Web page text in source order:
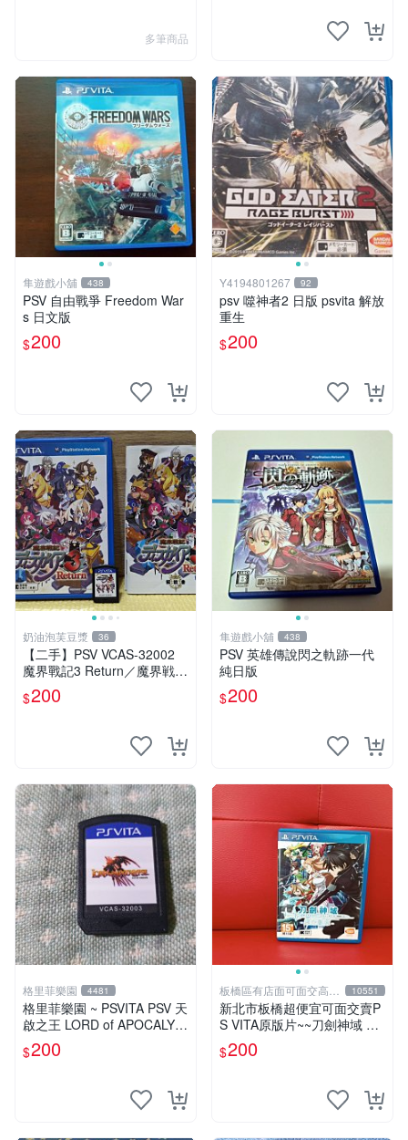
多筆商品
隼遊戲小舖 438
PSV 自由戰爭 Freedom War
s 日文版
$200
Y4194801267 92
psv 噬神者2 日版 psvita 解放
重生
$200
奶油泡芙豆漿 36
【二手】PSV VCAS-32002
魔界戰記3 Return／魔界戦記
ディスガイア3 Return／Disg
aea 3 Return
$200
隼遊戲小舖 438
PSV 英雄傳說閃之軌跡一代
純日版
$200
格里菲樂園 4481
格里菲樂園 ~ PSVITA PSV 天
啟之王 LORD of APOCALYP
SE 日版 裸卡
$200
板橋區有店面可面交高價
回收電玩
10551
新北市板橋超便宜可面交賣P
S VITA原版片~~刀劍神域 虛
空斷章 中文版~~實體店面可
面交
$200